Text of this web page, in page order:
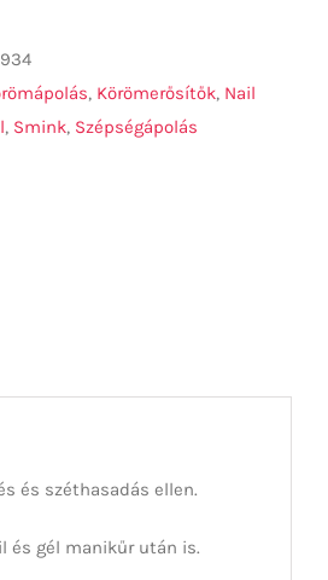
, Körömerősítők, Nail
, Smink, Szépségápolás
és széthasadás ellen.
és gél manikűr után is.